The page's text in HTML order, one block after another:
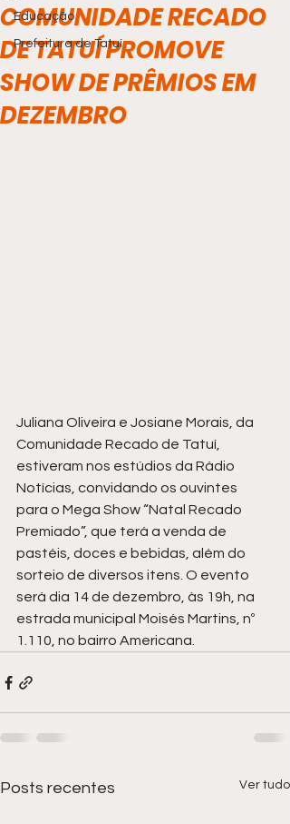
Educação
Prefeitura de Tatuí
COMUNIDADE RECADO
DE TATUÍ PROMOVE
SHOW DE PRÊMIOS EM
DEZEMBRO
Juliana Oliveira e Josiane Morais, da
Comunidade Recado de Tatuí,
estiveram nos estúdios da Rádio
Notícias, convidando os ouvintes
para o Mega Show “Natal Recado
Premiado”, que terá a venda de
pastéis, doces e bebidas, além do
sorteio de diversos itens. O evento
será dia 14 de dezembro, às 19h, na
estrada municipal Moisés Martins, nº
1.110, no bairro Americana.
Posts recentes Ver tudo